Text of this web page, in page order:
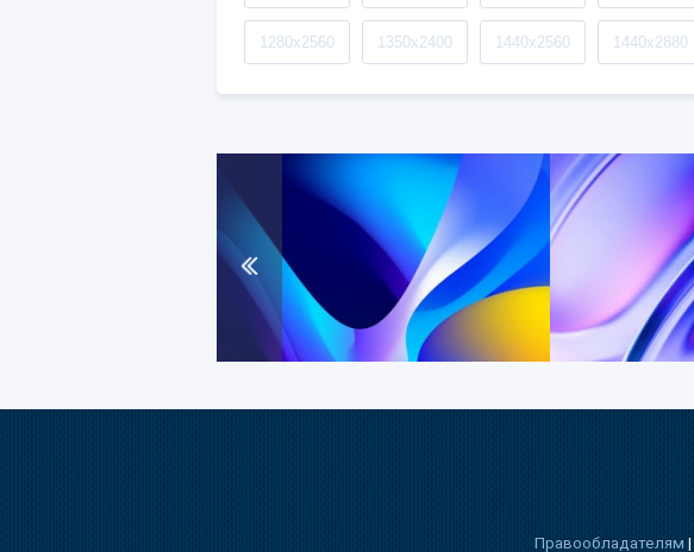
1280x2560 1350x2400 1440x2560 1440x2880
Правообладателям|